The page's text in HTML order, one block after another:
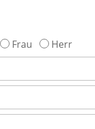
Frau Herr